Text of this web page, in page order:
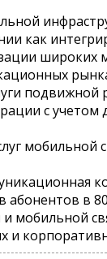
как
с
мобильной
в
мобильной
и